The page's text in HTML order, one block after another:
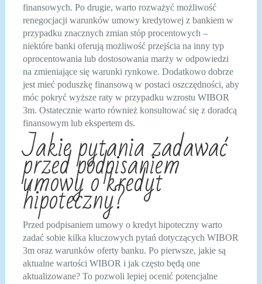
finansowych. Po drugie, warto rozważyć możliwość
renegocjacji warunków umowy kredytowej z bankiem w
przypadku znacznych zmian stóp procentowych –
niektóre banki oferują możliwość przejścia na inny typ
oprocentowania lub dostosowania marży w odpowiedzi
na zmieniające się warunki rynkowe. Dodatkowo dobrze
jest mieć poduszkę finansową w postaci oszczędności, aby
móc pokryć wyższe raty w przypadku wzrostu WIBOR
3m. Ostatecznie warto również konsultować się z doradcą
finansowym lub ekspertem ds.
Jakie pytania zadawać
przed podpisaniem
umowy o kredyt
hipoteczny?
Przed podpisaniem umowy o kredyt hipoteczny warto
zadać sobie kilka kluczowych pytań dotyczących WIBOR
3m oraz warunków oferty banku. Po pierwsze, jakie są
aktualne wartości WIBOR i jak często będą one
aktualizowane? To pozwoli lepiej ocenić potencjalne